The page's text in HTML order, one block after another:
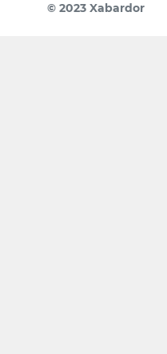
© 2023 Xabardor